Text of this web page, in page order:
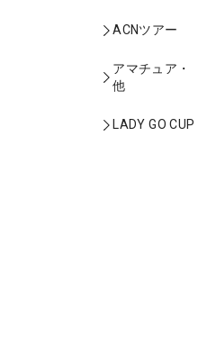
ACNツアー
アマチュア・
他
LADY GO CUP